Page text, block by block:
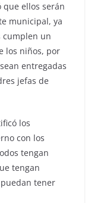
ellos serán
municipal, ya
cumplen un
los niños, por
entregadas
jefas de
los
con los
tengan
tengan
tener